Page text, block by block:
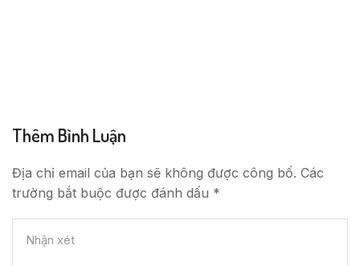
Thêm Bình Luận
Địa chỉ email của bạn sẽ không được công bố. Các
trường bắt buộc được đánh dấu *